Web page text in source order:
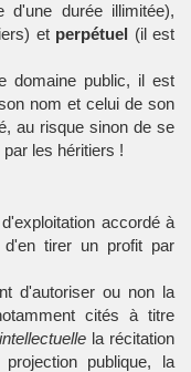
d'une durée illimitée),
et perpétuel (il est
domaine public, il est
nom et celui de son
au risque sinon de se
les héritiers !
accordé à
d'en tirer un profit par
d'autoriser ou non la
cités à titre
la récitation
publique, la